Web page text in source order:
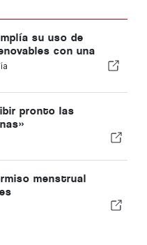
su uso de
con una
pronto las
menstrual